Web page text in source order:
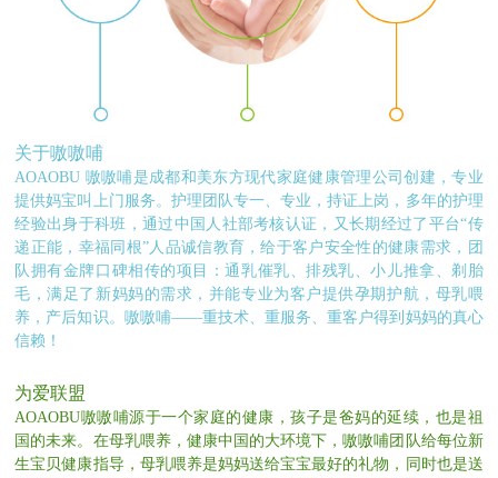
关于嗷嗷哺
AOAOBU 嗷嗷哺是成都和美东方现代家庭健康管理公司创建，专业
提供妈宝叫上门服务。护理团队专一、专业，持证上岗，多年的护理
经验出身于科班，通过中国人社部考核认证，又长期经过了平台“传
递正能，幸福同根”人品诚信教育，给于客户安全性的健康需求，团
队拥有金牌口碑相传的项目：通乳催乳、排残乳、小儿推拿、剃胎
毛，满足了新妈妈的需求，并能专业为客户提供孕期护航，母乳喂
养，产后知识。嗷嗷哺——重技术、重服务、重客户得到妈妈的真心
信赖！
为爱联盟
AOAOBU嗷嗷哺源于一个家庭的健康，孩子是爸妈的延续，也是祖
国的未来。在母乳喂养，健康中国的大环境下，嗷嗷哺团队给每位新
生宝贝健康指导，母乳喂养是妈妈送给宝宝最好的礼物，同时也是送